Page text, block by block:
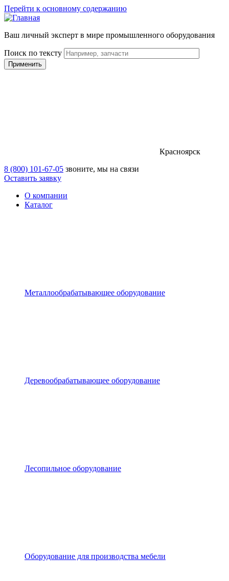
Перейти к основному содержанию
Ваш личный эксперт в мире промышленного оборудования
Поиск по тексту
Красноярск
8 (800) 101-67-05 звоните, мы на связи
Оставить заявку
О компании
Каталог
Металлообрабатывающее оборудование
Деревообрабатывающее оборудование
Лесопильное оборудование
Оборудование для производства мебели